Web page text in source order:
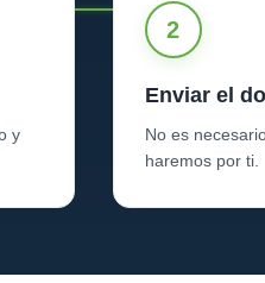
y
2
Enviar el
No es
haremos por ti.